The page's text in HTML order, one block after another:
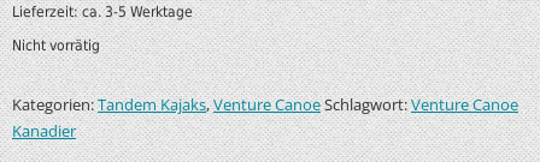
Lieferzeit:ca. 3-5 Werktage
Nicht vorrätig
Kategorien:Tandem Kajaks,Venture CanoeSchlagwort:Venture Canoe
Kanadier